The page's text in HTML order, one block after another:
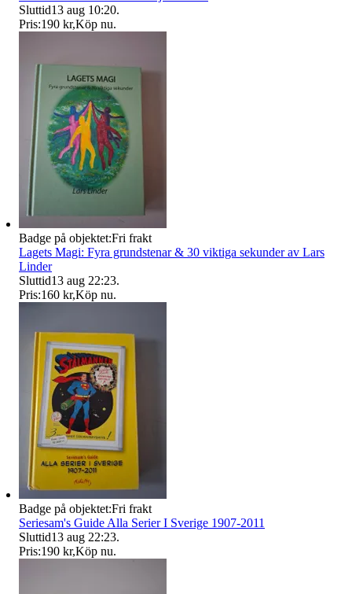
Sluttid13 aug 10:20.
Pris:190 kr,Köp nu.
Badge på objektet:Fri frakt
Lagets Magi: Fyra grundstenar & 30 viktiga sekunder av Lars
Linder
Sluttid13 aug 22:23.
Pris:160 kr,Köp nu.
Badge på objektet:Fri frakt
Seriesam's Guide Alla Serier I Sverige 1907-2011
Sluttid13 aug 22:23.
Pris:190 kr,Köp nu.